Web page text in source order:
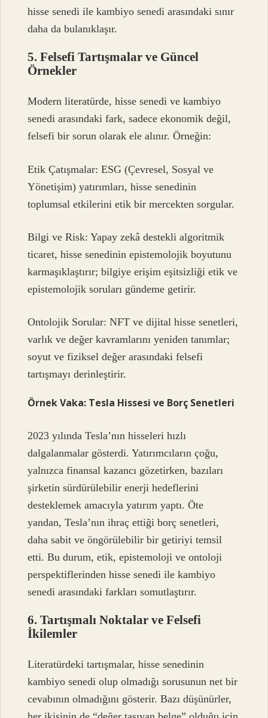
hisse senedi ile kambiyo senedi arasındaki sınır
daha da bulanıklaşır.
5. Felsefi Tartışmalar ve Güncel
Örnekler
Modern literatürde, hisse senedi ve kambiyo
senedi arasındaki fark, sadece ekonomik değil,
felsefi bir sorun olarak ele alınır. Örneğin:
Etik Çatışmalar: ESG (Çevresel, Sosyal ve
Yönetişim) yatırımları, hisse senedinin
toplumsal etkilerini etik bir mercekten sorgular.
Bilgi ve Risk: Yapay zekâ destekli algoritmik
ticaret, hisse senedinin epistemolojik boyutunu
karmaşıklaştırır; bilgiye erişim eşitsizliği etik ve
epistemolojik soruları gündeme getirir.
Ontolojik Sorular: NFT ve dijital hisse senetleri,
varlık ve değer kavramlarını yeniden tanımlar;
soyut ve fiziksel değer arasındaki felsefi
tartışmayı derinleştirir.
Örnek Vaka: Tesla Hissesi ve Borç Senetleri
2023 yılında Tesla’nın hisseleri hızlı
dalgalanmalar gösterdi. Yatırımcıların çoğu,
yalnızca finansal kazancı gözetirken, bazıları
şirketin sürdürülebilir enerji hedeflerini
desteklemek amacıyla yatırım yaptı. Öte
yandan, Tesla’nın ihraç ettiği borç senetleri,
daha sabit ve öngörülebilir bir getiriyi temsil
etti. Bu durum, etik, epistemoloji ve ontoloji
perspektiflerinden hisse senedi ile kambiyo
senedi arasındaki farkları somutlaştırır.
6. Tartışmalı Noktalar ve Felsefi
İkilemler
Literatürdeki tartışmalar, hisse senedinin
kambiyo senedi olup olmadığı sorusunun net bir
cevabının olmadığını gösterir. Bazı düşünürler,